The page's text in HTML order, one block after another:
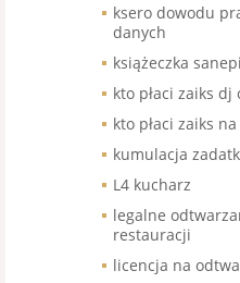
ksero dowodu
danych
książeczka
kto płaci zaiks
kto płaci zaiks
kumulacja
L4 kucharz
legalne
restauracji
licencja na